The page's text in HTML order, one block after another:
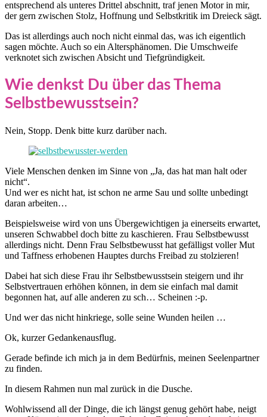
entsprechend als unteres Drittel abschnitt, traf jenen Motor in mir,
der gern zwischen Stolz, Hoffnung und Selbstkritik im Dreieck sägt.
Das ist allerdings auch noch nicht einmal das, was ich eigentlich
sagen möchte. Auch so ein Altersphänomen. Die Umschweife
verknotet sich zwischen Absicht und Tiefgründigkeit.
Wie denkst Du über das Thema
Selbstbewusstsein?
Nein, Stopp. Denk bitte kurz darüber nach.
Viele Menschen denken im Sinne von „Ja, das hat man halt oder
nicht“.
Und wer es nicht hat, ist schon ne arme Sau und sollte unbedingt
daran arbeiten…
Beispielsweise wird von uns Übergewichtigen ja einerseits erwartet,
unseren Schwabbel doch bitte zu kaschieren. Frau Selbstbewusst
allerdings nicht. Denn Frau Selbstbewusst hat gefälligst voller Mut
und Taffness erhobenen Hauptes durchs Freibad zu stolzieren!
Dabei hat sich diese Frau ihr Selbstbewusstsein steigern und ihr
Selbstvertrauen erhöhen können, in dem sie einfach mal damit
begonnen hat, auf alle anderen zu sch… Scheinen :-p.
Und wer das nicht hinkriege, solle seine Wunden heilen …
Ok, kurzer Gedankenausflug.
Gerade befinde ich mich ja in dem Bedürfnis, meinen Seelenpartner
zu finden.
In diesem Rahmen nun mal zurück in die Dusche.
Wohlwissend all der Dinge, die ich längst genug gehört habe, neigt